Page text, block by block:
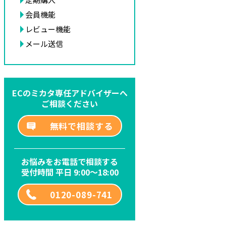
会員機能
レビュー機能
メール送信
ECのミカタ専任アドバイザーへ
ご相談ください
無料で相談する
お悩みをお電話で相談する
受付時間 平日 9:00～18:00
0120-089-741